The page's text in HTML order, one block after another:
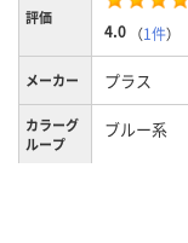
評価
4.0 （1件）
メーカー プラス
カラーグ
ループ
ブルー系